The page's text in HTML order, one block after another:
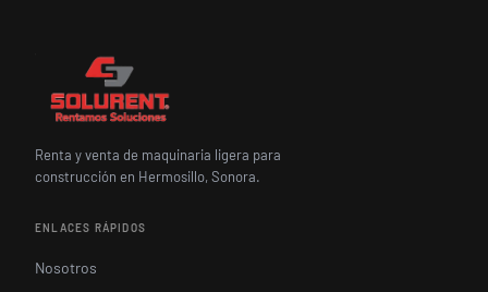
Renta y venta de maquinaria ligera para
construcción en Hermosillo, Sonora.
ENLACES RÁPIDOS
Nosotros